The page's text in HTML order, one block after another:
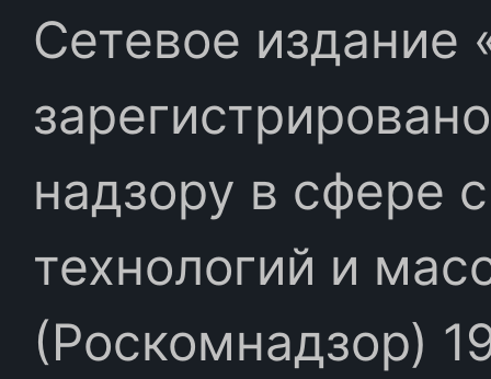
Сетевое издание
надзору в сфере
технологий и
(Роскомнадзор)